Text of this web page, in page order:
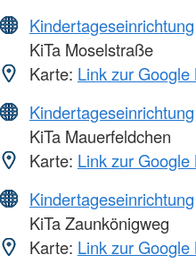
Kindertageseinrichtung
KiTa Moselstraße
Karte: Link zur
Kindertageseinrichtung
KiTa Mauerfeldchen
Karte: Link zur
Kindertageseinrichtung
KiTa Zaunkönigweg
Karte: Link zur